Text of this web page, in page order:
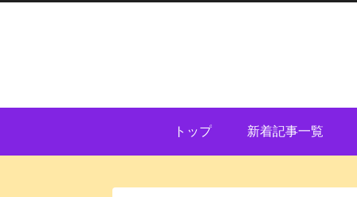
トップ 新着記事一覧